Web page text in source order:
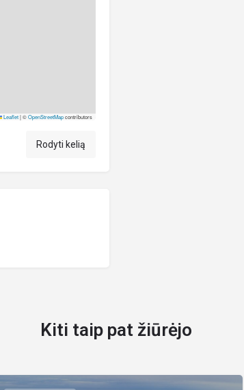
Leaflet|©OpenStreetMapcontributors
Rodyti kelią
Kiti taip pat žiūrėjo